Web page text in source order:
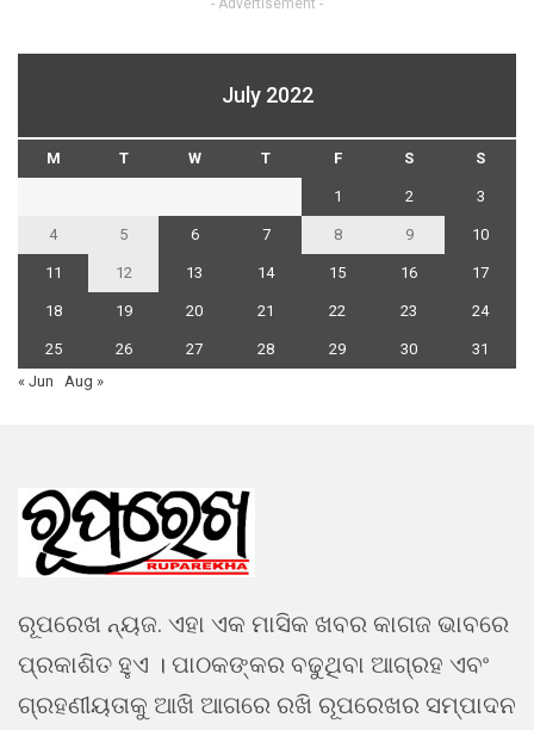
- Advertisement -
July 2022
M T W T F S S
1 2 3
4 5 6 7 8 9 10
11 12 13 14 15 16 17
18 19 20 21 22 23 24
25 26 27 28 29 30
31
« Jun
Aug »
ରୂପରେଖ ନ୍ୟଜ. ଏହା ଏକ ମାସିକ ଖବର କାଗଜ ଭାବରେ
ପ୍ରକାଶିତ ହୁଏ । ପାଠକଙ୍କର ବଢୁଥିବା ଆଗ୍ରହ ଏବଂ
ଗ୍ରହଣୀୟତାକୁ ଆଖି ଆଗରେ ରଖି ରୂପରେଖର ସମ୍ପାଦନ